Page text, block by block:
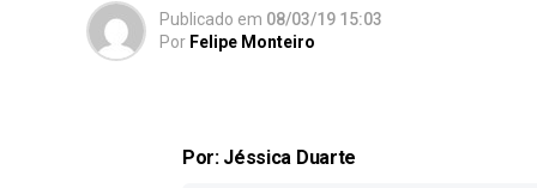
Publicado em 08/03/19 15:03
Por Felipe Monteiro
Por: Jéssica Duarte